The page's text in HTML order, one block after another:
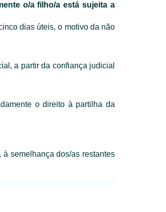
o/a filho/a está sujeita a
dias úteis, o motivo da não
a partir da confiança judicial
o direito à partilha da
semelhança dos/as restantes